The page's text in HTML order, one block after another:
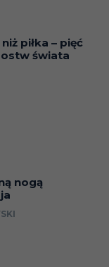
piłka – pięć
świata
nogą